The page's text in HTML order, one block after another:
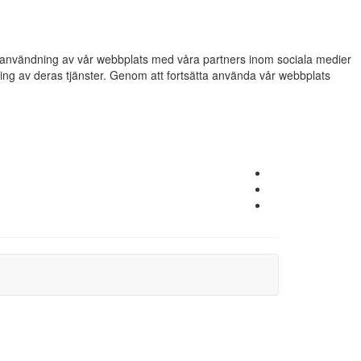
av vår webbplats med våra partners inom sociala medier
av deras tjänster. Genom att fortsätta använda vår webbplats